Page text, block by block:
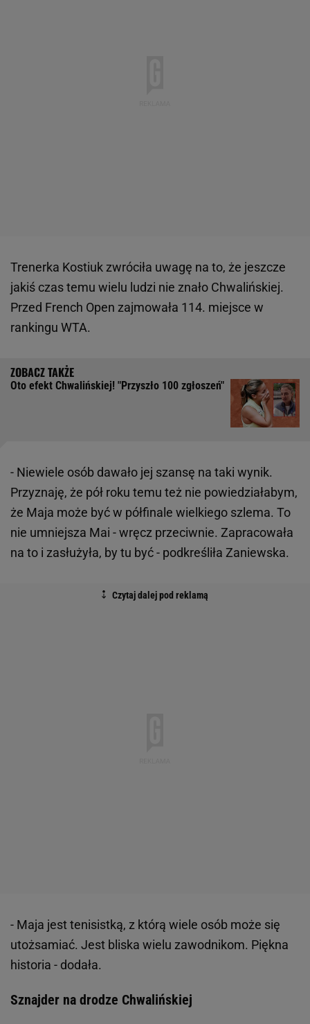
Trenerka Kostiuk zwróciła uwagę na to, że jeszcze
jakiś czas temu wielu ludzi nie znało Chwalińskiej.
Przed French Open zajmowała 114. miejsce w
rankingu WTA.
Oto efekt Chwalińskiej! "Przyszło 100 zgłoszeń"
- Niewiele osób dawało jej szansę na taki wynik.
Przyznaję, że pół roku temu też nie powiedziałabym,
że Maja może być w półfinale wielkiego szlema. To
nie umniejsza Mai - wręcz przeciwnie. Zapracowała
na to i zasłużyła, by tu być - podkreśliła Zaniewska.
- Maja jest tenisistką, z którą wiele osób może się
utożsamiać. Jest bliska wielu zawodnikom. Piękna
historia - dodała.
Sznajder na drodze Chwalińskiej